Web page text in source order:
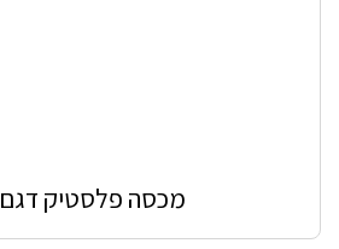
מכסה פלסטיק דגם PL2